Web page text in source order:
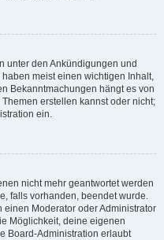
unter den Ankündigungen und
meist einen wichtigen Inhalt,
Bekanntmachungen hängt es von
erstellen kannst oder nicht;
ein.
nicht mehr geantwortet werden
falls vorhanden, beendet wurde.
Moderator oder Administrator
Möglichkeit, deine eigenen
Board-Administration erlaubt